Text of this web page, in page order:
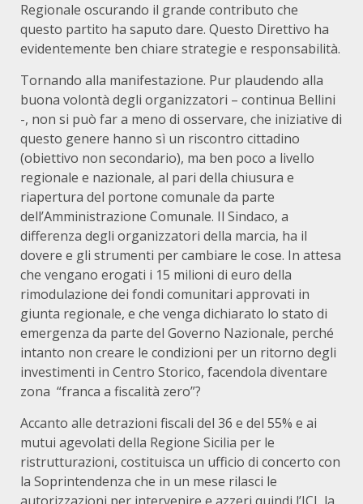
Regionale oscurando il grande contributo che
questo partito ha saputo dare. Questo Direttivo ha
evidentemente ben chiare strategie e responsabilità.
Tornando alla manifestazione. Pur plaudendo alla
buona volontà degli organizzatori – continua Bellini
-, non si può far a meno di osservare, che iniziative di
questo genere hanno sì un riscontro cittadino
(obiettivo non secondario), ma ben poco a livello
regionale e nazionale, al pari della chiusura e
riapertura del portone comunale da parte
dell’Amministrazione Comunale. Il Sindaco, a
differenza degli organizzatori della marcia, ha il
dovere e gli strumenti per cambiare le cose. In attesa
che vengano erogati i 15 milioni di euro della
rimodulazione dei fondi comunitari approvati in
giunta regionale, e che venga dichiarato lo stato di
emergenza da parte del Governo Nazionale, perché
intanto non creare le condizioni per un ritorno degli
investimenti in Centro Storico, facendola diventare
zona “franca a fiscalità zero”?
Accanto alle detrazioni fiscali del 36 e del 55% e ai
mutui agevolati della Regione Sicilia per le
ristrutturazioni, costituisca un ufficio di concerto con
la Soprintendenza che in un mese rilasci le